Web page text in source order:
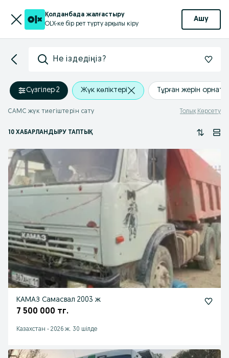
Қолданбада жалғастыру
OLX-ке бір рет түрту арқылы кіру
Ашу
Не іздедіңіз?
Сүзгілер·2 Жүк көліктері Тұрған жерін орнату
CAMC жүк тиегіштерін сату Толық Көрсету
10 ХАБАРЛАНДЫРУ ТАПТЫҚ
КАМАЗ Самасвал 2003 ж
7 500 000 тг.
Казахстан - 2026 ж. 30 шілде